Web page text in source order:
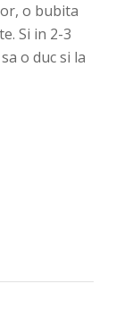
o bubita
Si in 2-3
o duc si la